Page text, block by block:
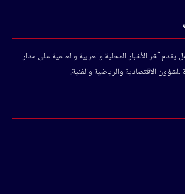
آخر الأخبار المحلية والعربية والعالمية على مدار
الاقتصادية والرياضية والفنية.